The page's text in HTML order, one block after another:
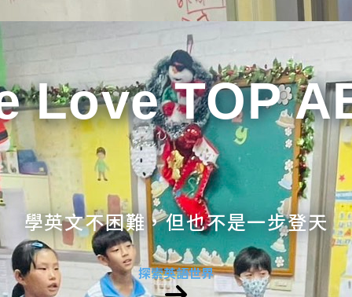
Love TOP
學英文不困難，但也不是一步登天
探索英語世界